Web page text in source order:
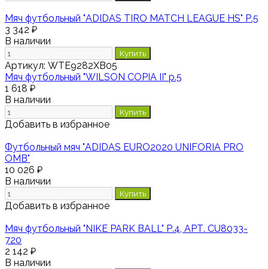
Мяч футбольный "ADIDAS TIRO MATCH LEAGUE HS" Р.5
3 342 ₽
В наличии
Купить
Артикул: WTE9282XB05
Мяч футбольный "WILSON COPIA II" р.5
1 618 ₽
В наличии
Купить
Добавить в избранное
Футбольный мяч "ADIDAS EURO2020 UNIFORIA PRO
OMB"
10 026 ₽
В наличии
Купить
Добавить в избранное
Мяч футбольный "NIKE PARK BALL" Р.4, АРТ. CU8033-
720
2 142 ₽
В наличии